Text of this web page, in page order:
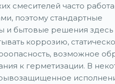
смесителей часто
поэтому стандартные
и бытовые решения здесь
коррозию,
возможное
к герметизации. В